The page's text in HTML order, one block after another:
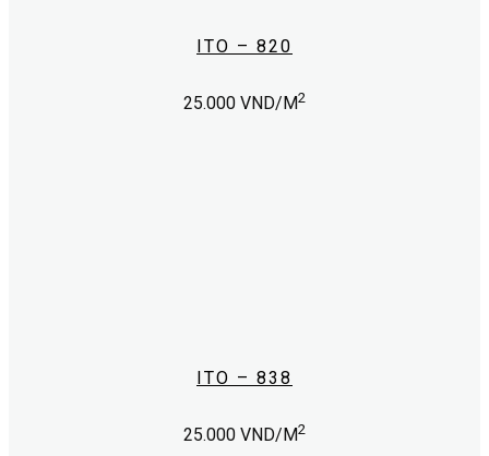
ITO – 820
25.000 VND/M2
ITO – 838
25.000 VND/M2